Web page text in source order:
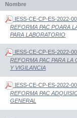
Nombre
IESS-CE-CP-ES-2022-
REFORMA PAC POARA
PARA LABORATORIO
IESS-CE-CP-ES-2022-
REFORMA PAC PARA LA
Y VIGILANCIA
IESS-CE-CP-ES-2022-
REFORMA PAC
GENERAL